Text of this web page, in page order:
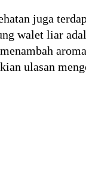
juga
walet liar
ulasan